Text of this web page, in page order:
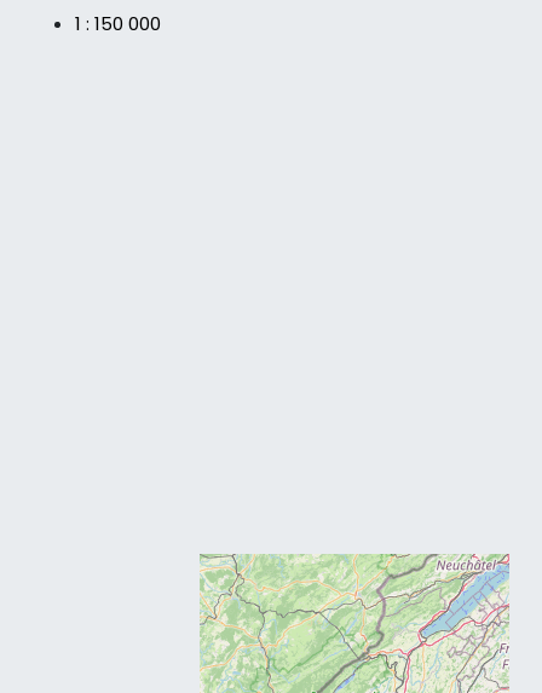
1 : 150 000